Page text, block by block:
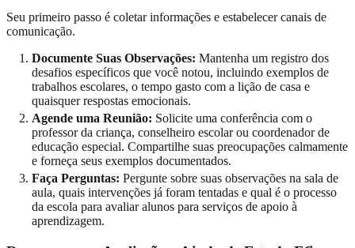
Seu primeiro passo é coletar informações e estabelecer canais de
comunicação.
Documente Suas Observações: Mantenha um registro dos
desafios específicos que você notou, incluindo exemplos de
trabalhos escolares, o tempo gasto com a lição de casa e
quaisquer respostas emocionais.
Agende uma Reunião: Solicite uma conferência com o
professor da criança, conselheiro escolar ou coordenador de
educação especial. Compartilhe suas preocupações calmamente
e forneça seus exemplos documentados.
Faça Perguntas: Pergunte sobre suas observações na sala de
aula, quais intervenções já foram tentadas e qual é o processo
da escola para avaliar alunos para serviços de apoio à
aprendizagem.